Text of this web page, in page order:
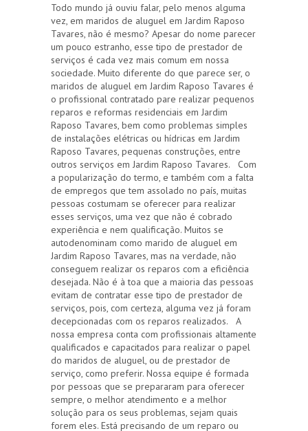
Todo mundo já ouviu falar, pelo menos alguma
vez, em maridos de aluguel em Jardim Raposo
Tavares, não é mesmo? Apesar do nome parecer
um pouco estranho, esse tipo de prestador de
serviços é cada vez mais comum em nossa
sociedade. Muito diferente do que parece ser, o
maridos de aluguel em Jardim Raposo Tavares é
o profissional contratado pare realizar pequenos
reparos e reformas residenciais em Jardim
Raposo Tavares, bem como problemas simples
de instalações elétricas ou hídricas em Jardim
Raposo Tavares, pequenas construções, entre
outros serviços em Jardim Raposo Tavares. Com
a popularização do termo, e também com a falta
de empregos que tem assolado no país, muitas
pessoas costumam se oferecer para realizar
esses serviços, uma vez que não é cobrado
experiência e nem qualificação. Muitos se
autodenominam como marido de aluguel em
Jardim Raposo Tavares, mas na verdade, não
conseguem realizar os reparos com a eficiência
desejada. Não é à toa que a maioria das pessoas
evitam de contratar esse tipo de prestador de
serviços, pois, com certeza, alguma vez já foram
decepcionadas com os reparos realizados. A
nossa empresa conta com profissionais altamente
qualificados e capacitados para realizar o papel
do maridos de aluguel, ou de prestador de
serviço, como preferir. Nossa equipe é formada
por pessoas que se prepararam para oferecer
sempre, o melhor atendimento e a melhor
solução para os seus problemas, sejam quais
forem eles. Está precisando de um reparo ou